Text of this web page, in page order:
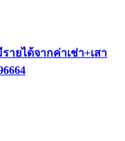
ายได้จากค่าเช่า+เสา